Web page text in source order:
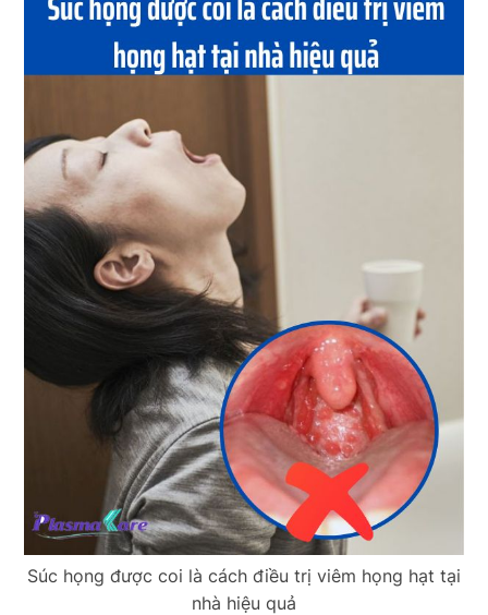
Súc họng được coi là cách điều trị viêm họng hạt tại
nhà hiệu quả